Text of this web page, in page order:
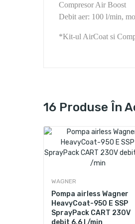
Compresor Air Boost
Debit aer: 100 l/min,
*Kit-ul AirCoat si
16 Produse În
WAGNER
Pompa airless Wagner
HeavyCoat-950 E SSP
SprayPack CART 230V